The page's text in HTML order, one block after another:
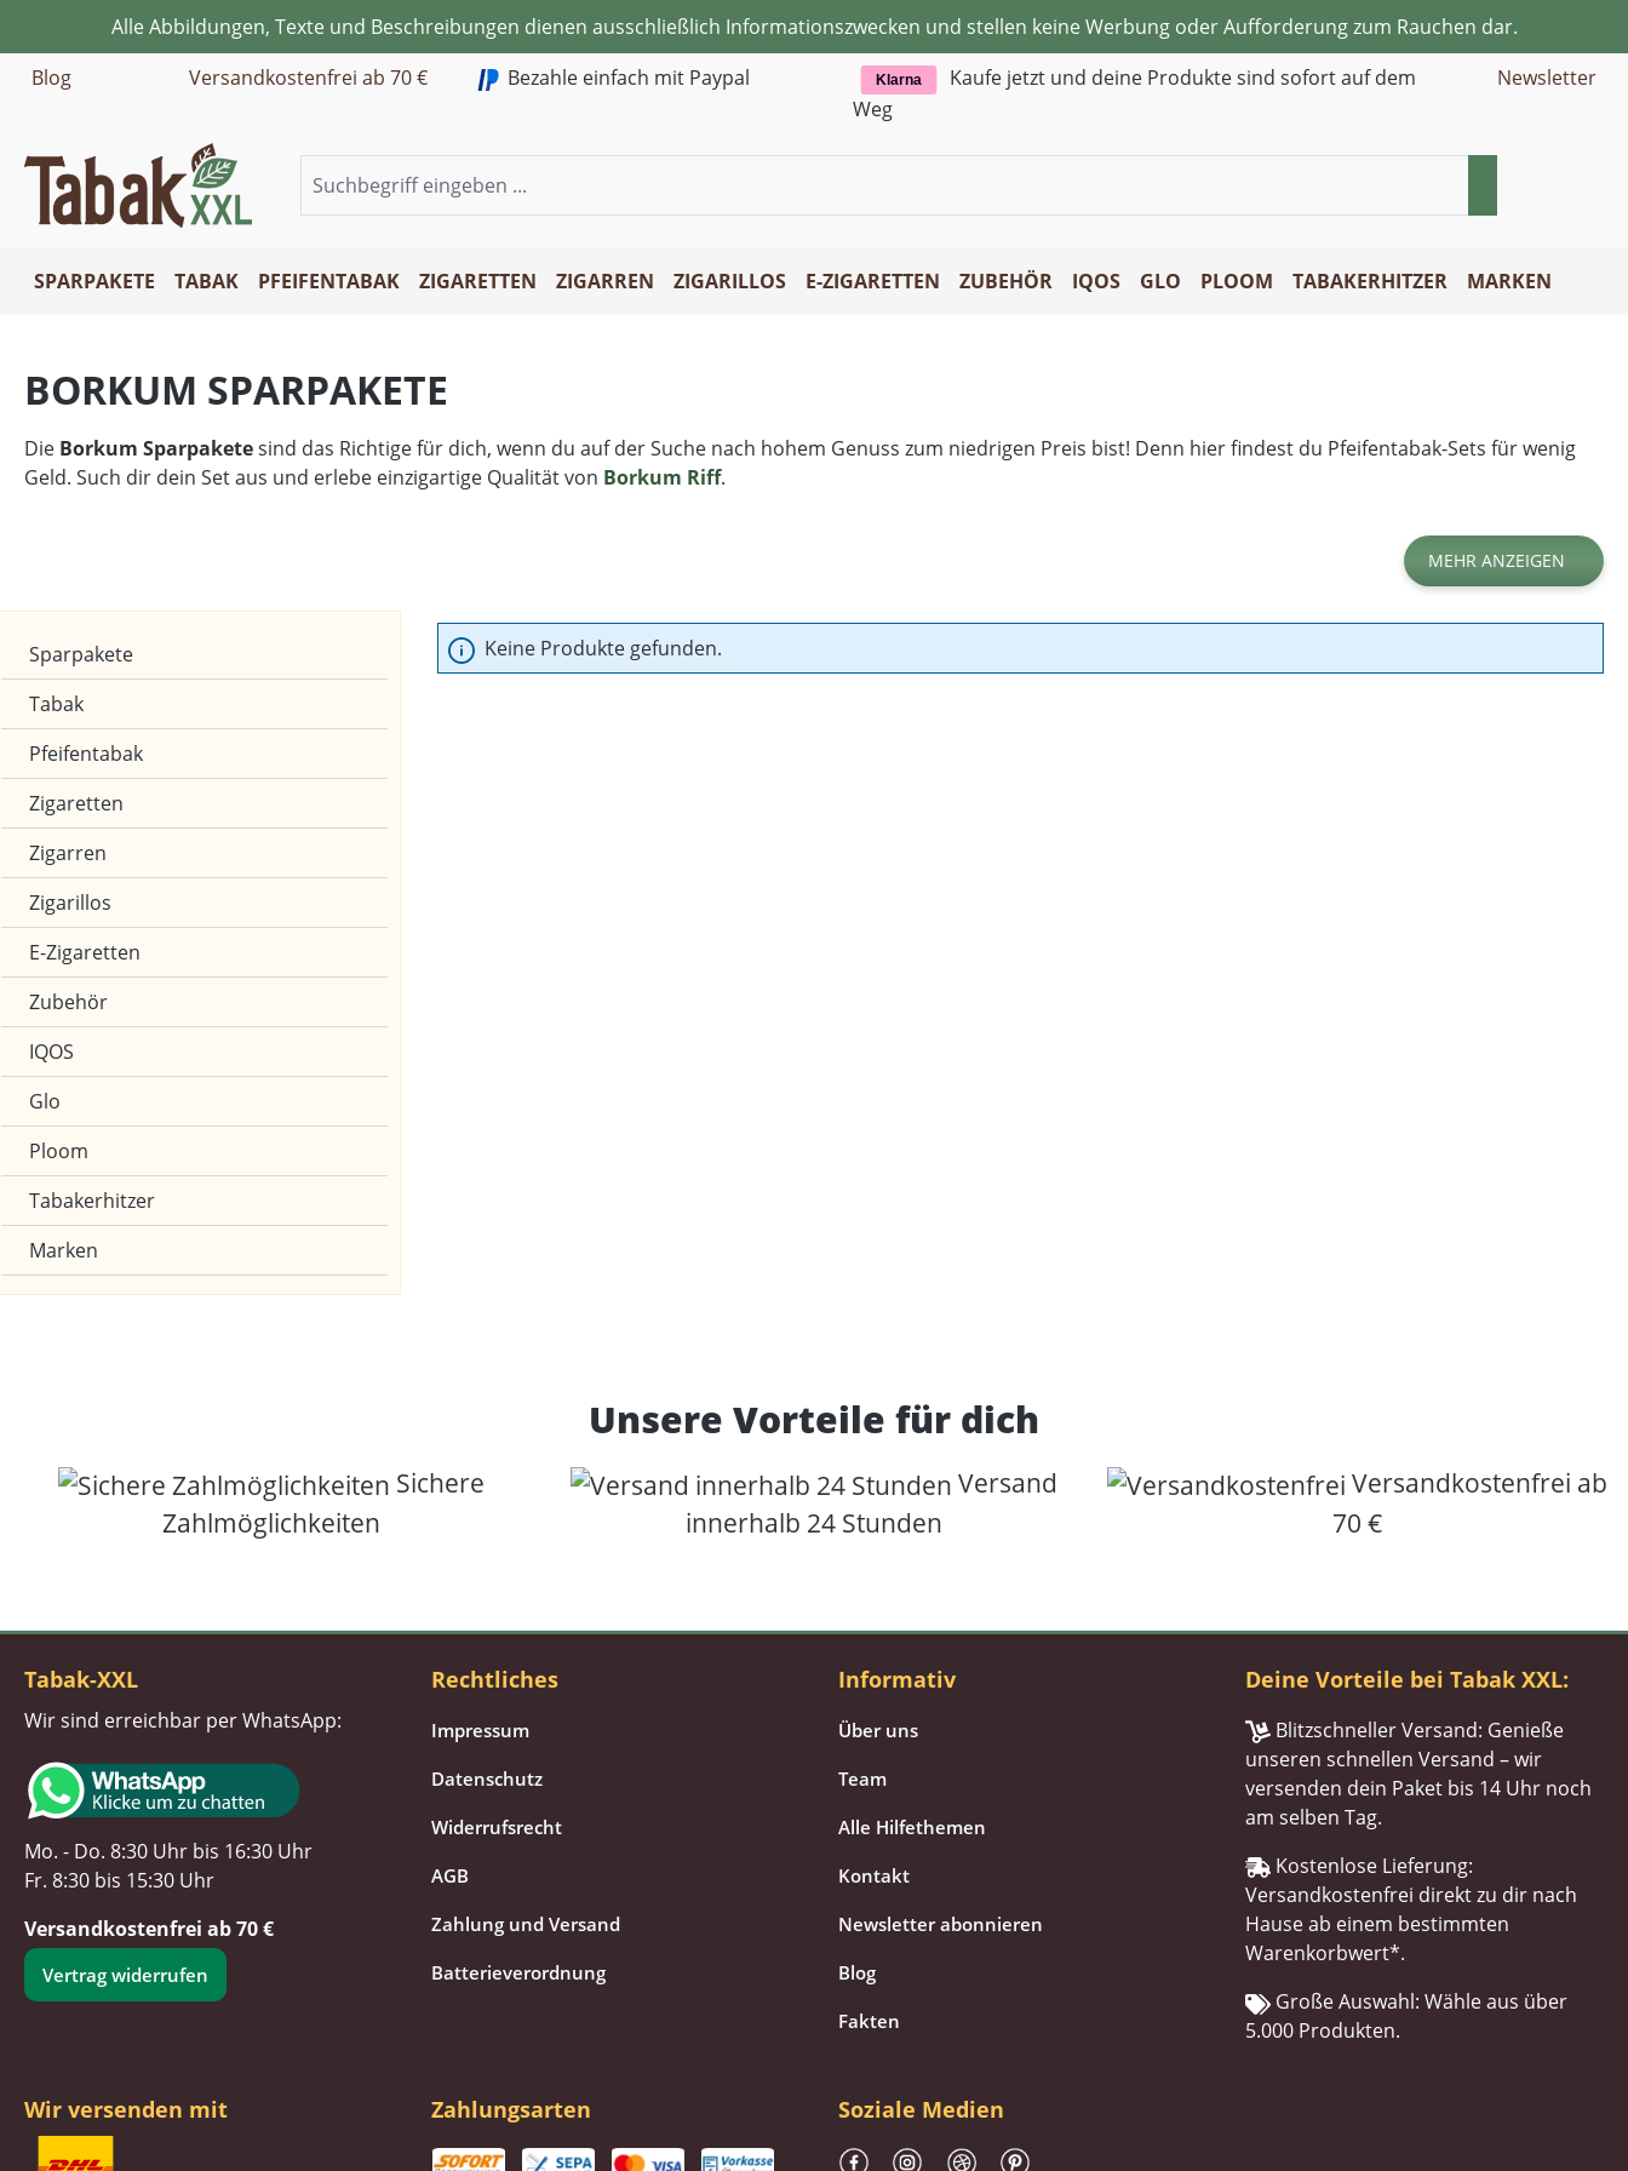
Hauptinhalt springen
Zur Suche springen
Zur Hauptnavigation springen
Alle Abbildungen, Texte und Beschreibungen dienen ausschließlich Informationszwecken und stellen keine Werbung oder Aufforderung zum Rauchen dar.
Blog
Versandkostenfrei ab 70 € Bezahle einfach mit Paypal Klarna
Kaufe jetzt und deine Produkte sind sofort auf dem
Weg
Newsletter
SPARPAKETE TABAK PFEIFENTABAK ZIGARETTEN ZIGARREN ZIGARILLOS E-ZIGARETTEN ZUBEHÖR IQOS GLO PLOOM TABAKERHITZER MARKEN
BORKUM SPARPAKETE
Die Borkum Sparpaketesind das Richtige für dich, wenn du auf der Suche nach hohem Genuss zum niedrigen Preis bist! Denn hier findest du Pfeifentabak-Sets für wenig
Geld. Such dir dein Set aus und erlebe einzigartige Qualität von Borkum Riff.
MEHR ANZEIGEN
Sparpakete
Tabak
Pfeifentabak
Zigaretten
Zigarren
Zigarillos
E-Zigaretten
Zubehör
IQOS
Glo
Ploom
Tabakerhitzer
Marken
Keine Produkte gefunden.
Unsere Vorteile für dich
Sichere
Zahlmöglichkeiten
Versand
innerhalb 24 Stunden
Versandkostenfrei ab
70 €
Tabak-XXL
Wir sind erreichbar per WhatsApp:
Mo. - Do. 8:30 Uhr bis 16:30 Uhr
Fr. 8:30 bis 15:30 Uhr
Versandkostenfrei ab 70 €
Vertrag widerrufen
Rechtliches
Impressum
Datenschutz
Widerrufsrecht
AGB
Zahlung und Versand
Batterieverordnung
Informativ
Über uns
Team
Alle Hilfethemen
Kontakt
Newsletter abonnieren
Blog
Fakten
Deine Vorteile bei Tabak XXL:
Blitzschneller Versand: Genieße
unseren schnellen Versand – wir
versenden dein Paket bis 14 Uhr noch
am selben Tag.
Kostenlose Lieferung:
Versandkostenfrei direkt zu dir nach
Hause ab einem bestimmten
Warenkorbwert*.
Große Auswahl: Wähle aus über
5.000 Produkten.
Wir versenden mit Zahlungsarten Soziale Medien